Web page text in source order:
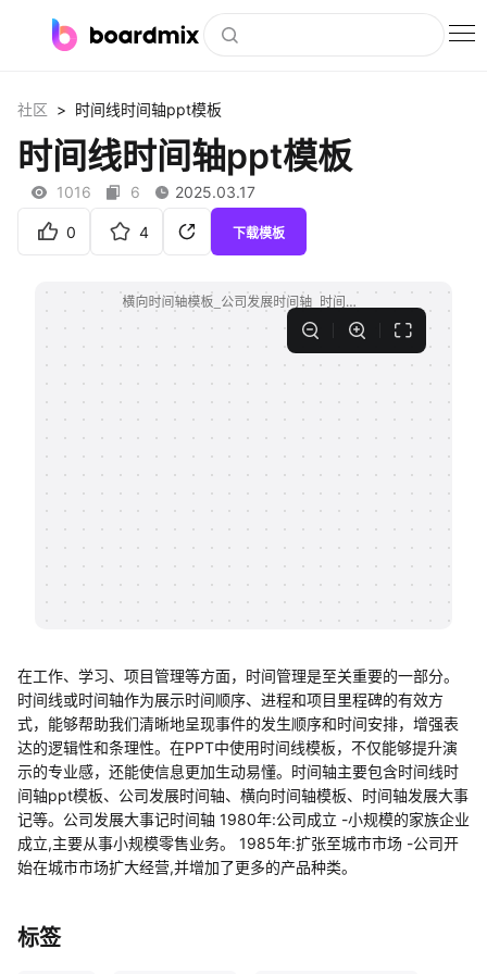
社区资源
下载
私有化部署
客户案例
帮助中心
知识分享社区
社区 > 时间线时间轴ppt模板
时间线时间轴ppt模板
1016 6 2025.03.17
0 4 下载模板
在工作、学习、项目管理等方面，时间管理是至关重要的一部分。
时间线或时间轴作为展示时间顺序、进程和项目里程碑的有效方
式，能够帮助我们清晰地呈现事件的发生顺序和时间安排，增强表
达的逻辑性和条理性。在PPT中使用时间线模板，不仅能够提升演
示的专业感，还能使信息更加生动易懂。时间轴主要包含时间线时
间轴ppt模板、公司发展时间轴、横向时间轴模板、时间轴发展大事
记等。公司发展大事记时间轴 1980年:公司成立 -小规模的家族企业
成立,主要从事小规模零售业务。 1985年:扩张至城市市场 -公司开
始在城市市场扩大经营,并增加了更多的产品种类。
标签